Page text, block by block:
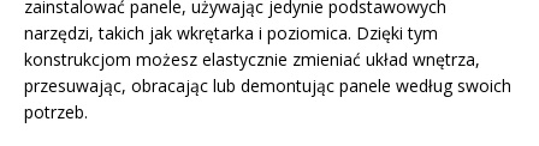
zainstalować panele, używając jedynie podstawowych
narzędzi, takich jak wkrętarka i poziomica. Dzięki tym
konstrukcjom możesz elastycznie zmieniać układ wnętrza,
przesuwając, obracając lub demontując panele według swoich
potrzeb.